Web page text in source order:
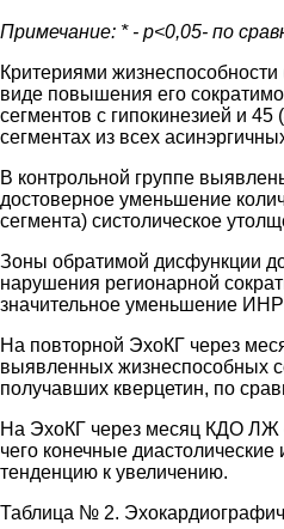
Примечание: * - р<0,05- по
Критериями
виде повышения его
сегментов с гипокинезией и
сегментах из всех
В контрольной группе
достоверное уменьшение
сегмента) систолическое
Зоны обратимой дисфункции
нарушения регионарной
значительное уменьшение
На повторной ЭхоКГ через
выявленных жизнеспособных
получавших кверцетин, по
На ЭхоКГ через месяц КДО ЛЖ
чего конечные
тенденцию к увеличению.
Таблица № 2.